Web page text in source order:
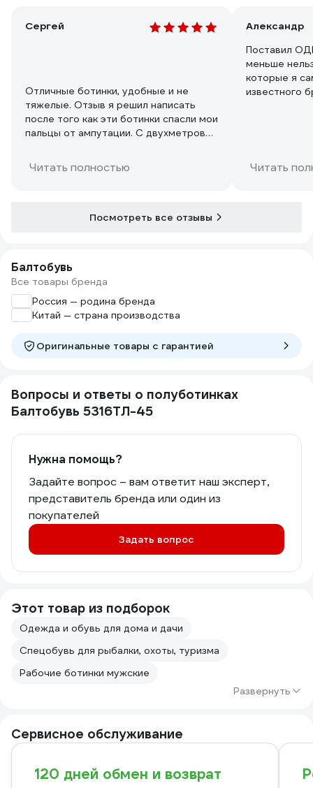
Сергей
Отличные ботинки, удобные и не
тяжелые. Отзыв я решил написать
после того как эти ботинки спасли мои
пальцы от ампутации. С двухметровой
железа. Было больно но когда я
увидел что стало с ботинком я понял
в носовой части немного согнулась.
Однозначно куплю ещё раз эти
ботинки.
Читать полностью
Александр
Поставил ОДНУ звёздочку
меньше
которые я
известного
Читать
Посмотреть все отзывы
Балтобувь
Все товары бренда
Россия — родина бренда
Китай — страна производства
Оригинальные товары c гарантией
Вопросы и ответы о полуботинках
Балтобувь 5316ТЛ-45
Нужна помощь?
Задайте вопрос – вам ответит наш эксперт,
представитель бренда или один из
покупателей
Задать вопрос
Этот товар из подборок
Одежда и обувь для дома и дачи
Спецобувь для рыбалки, охоты, туризма
Рабочие ботинки мужские
Развернуть
Сервисное обслуживание
120 дней обмен и возврат